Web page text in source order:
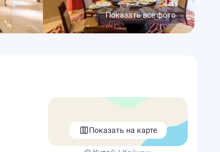
Показать все фото
Показать на карте